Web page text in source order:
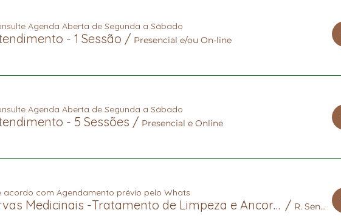
Agenda Aberta de Segunda a Sábado
- 1 Sessão / Presencial e/ou On-line
Agenda Aberta de Segunda a Sábado
- 5 Sessões / Presencial e Online
acordo com Agendamento prévio pelo Whats
Ervas Medicinais -Tratamento de Limpeza e Ancoramento Pessoal Presencial / R. Sena Madureira, 151